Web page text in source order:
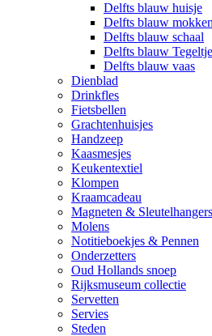
Delfts blauw huisje
Delfts blauw mokken
Delfts blauw schaal
Delfts blauw Tegeltje
Delfts blauw vaas
Dienblad
Drinkfles
Fietsbellen
Grachtenhuisjes
Handzeep
Kaasmesjes
Keukentextiel
Klompen
Kraamcadeau
Magneten & Sleutelhangers
Molens
Notitieboekjes & Pennen
Onderzetters
Oud Hollands snoep
Rijksmuseum collectie
Servetten
Servies
Steden